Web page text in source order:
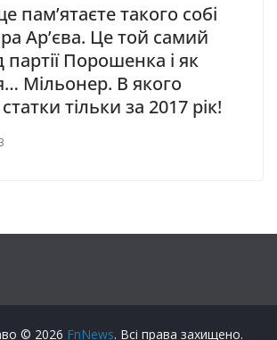
пам’ятаєте такого собі
Ар’єва. Це той самий
партії Порошенка і як
Мільонер. В якого
тільки за 2017 рік!
© 2026 FnNews. Всі права захищено.